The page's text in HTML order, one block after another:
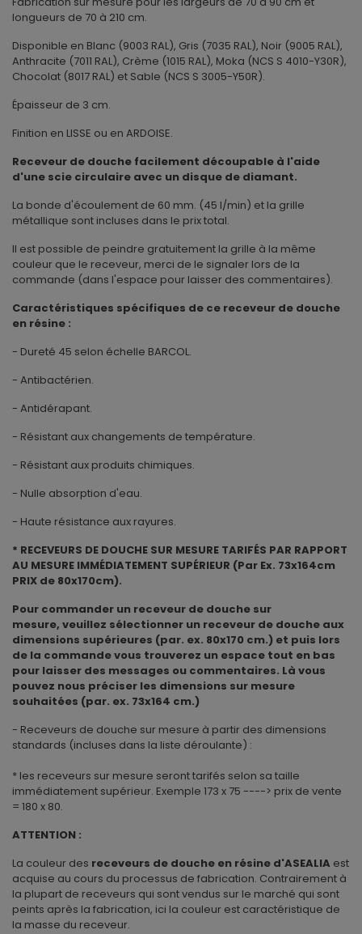
longueurs de 70 à 210 cm.
Disponible en Blanc (9003 RAL), Gris (7035 RAL), Noir (9005 RAL),
Anthracite (7011 RAL), Crème (1015 RAL), Moka (NCS S 4010-Y30R),
Chocolat (8017 RAL) et Sable (NCS S 3005-Y50R).
Épaisseur de 3 cm.
Finition en LISSE ou en ARDOISE.
Receveur de douche facilement découpable à l'aide
d'une scie circulaire avec un disque de diamant.
La bonde d'écoulement de 60 mm. (45 l/min) et la grille
métallique sont incluses dans le prix total.
Il est possible de peindre gratuitement la grille à la même
couleur que le receveur, merci de le signaler lors de la
commande (dans l'espace pour laisser des commentaires).
Caractéristiques spécifiques de ce receveur de douche
en résine :
- Dureté 45 selon échelle BARCOL.
- Antibactérien.
- Antidérapant.
- Résistant aux changements de température.
- Résistant aux produits chimiques.
- Nulle absorption d'eau.
- Haute résistance aux rayures.
* RECEVEURS DE DOUCHE SUR MESURE TARIFÉS PAR RAPPORT
AU MESURE IMMÉDIATEMENT SUPÉRIEUR (Par Ex. 73x164cm
PRIX de 80x170cm).
Pour commander un receveur de douche sur
mesure, veuillez sélectionner un receveur de douche aux
dimensions supérieures (par. ex. 80x170 cm.) et puis lors
de la commande vous trouverez un espace tout en bas
pour laisser des messages ou commentaires. Là vous
pouvez nous préciser les dimensions sur mesure
souhaitées (par. ex. 73x164 cm.)
- Receveurs de douche sur mesure à partir des dimensions
standards (incluses dans la liste déroulante) :
* les receveurs sur mesure seront tarifés selon sa taille
immédiatement supérieur. Exemple 173 x 75 ----> prix de vente
= 180 x 80.
ATTENTION :
La couleur des receveurs de douche en résine d'ASEALIA est
acquise au cours du processus de fabrication. Contrairement à
la plupart de receveurs qui sont vendus sur le marché qui sont
peints après la fabrication, ici la couleur est caractéristique de
la masse du receveur.